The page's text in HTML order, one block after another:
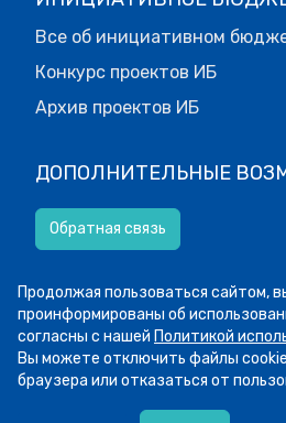
Все об инициативном
Конкурс проектов ИБ
Архив проектов ИБ
ДОПОЛНИТЕЛЬНЫЕ
Обратная связь
Версия для
©
Все права защищены.
Продолжая пользоваться сайтом,
проинформированы об
согласны с нашей Политикой
Вы можете отключить файлы
браузера или отказаться от